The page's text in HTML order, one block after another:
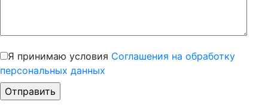
Я принимаю условия Соглашения на обработку
персональных данных